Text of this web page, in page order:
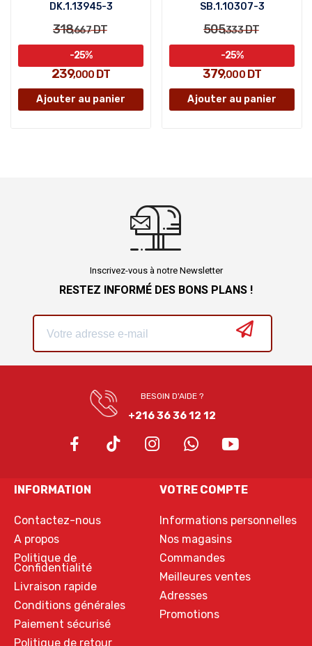
DK.1.13945-3
318,667DT
239,000 DT
-25%
Ajouter au panier
SB.1.10307-3
505,333DT
379,000DT
-25%
Ajouter au panier
Inscrivez-vous à notre Newsletter
RESTEZ INFORMÉ DES BONS PLANS !
BESOIN D'AIDE ?
+216 36 36 12 12
INFORMATION
Contactez-nous
A propos
Politique de
Confidentialité
Livraison rapide
Conditions générales
Paiement sécurisé
Politique de retour
VOTRE COMPTE
Informations personnelles
Nos magasins
Commandes
Meilleures ventes
Adresses
Promotions